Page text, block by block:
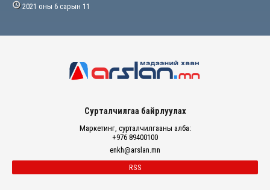
2021 оны 6 сарын 11
Сурталчилгаа байрлуулах
Маркетинг, сурталчилгааны алба:
+976 89400100
enkh@arslan.mn
RSS